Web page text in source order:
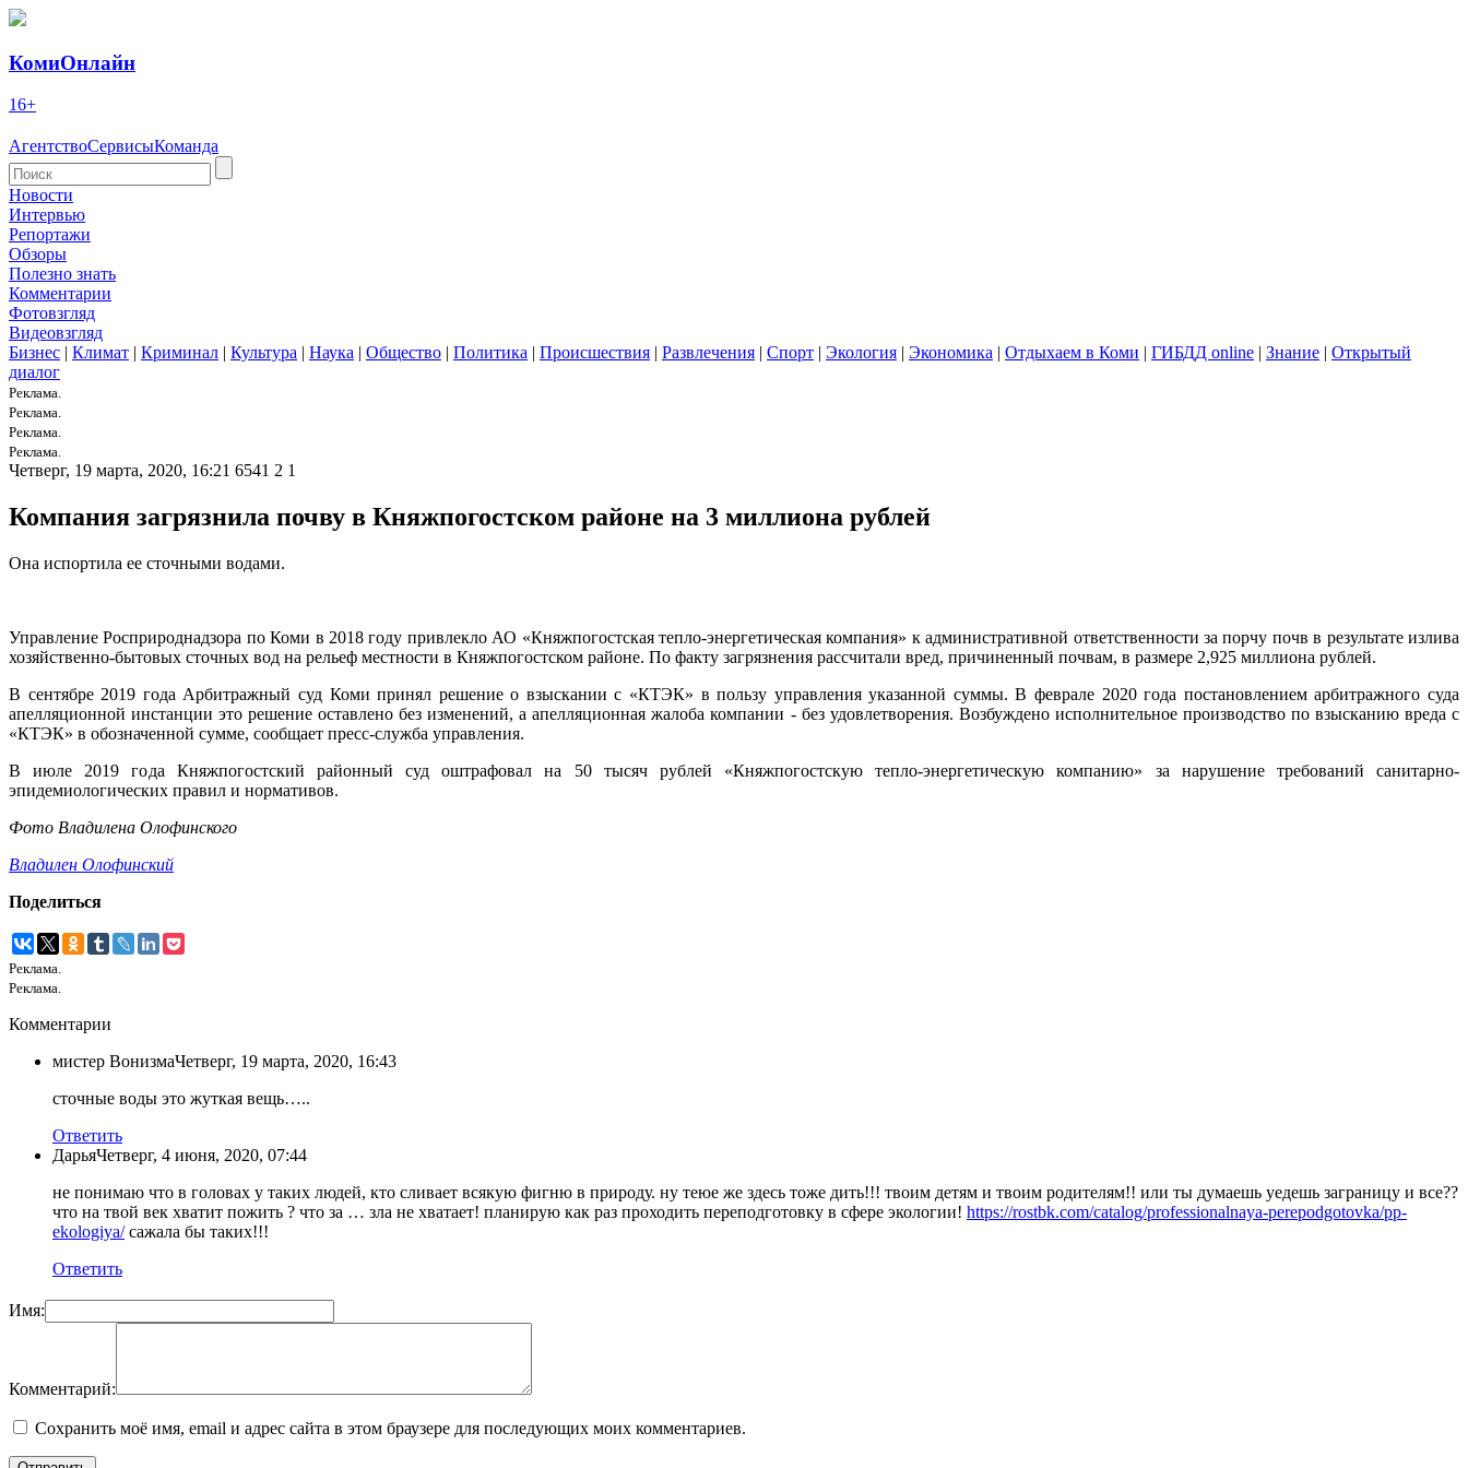
КомиОнлайн
16+
АгентствоСервисыКоманда
Новости
Интервью
Репортажи
Обзоры
Полезно знать
Комментарии
Фотовзгляд
Видеовзгляд
Бизнес | Климат | Криминал | Культура | Наука | Общество | Политика | Происшествия | Развлечения | Спорт | Экология | Экономика | Отдыхаем в Коми | ГИБДД online | Знание | Открытый
диалог
Реклама.
Реклама.
Реклама.
Реклама.
Четверг, 19 марта, 2020, 16:21 6541 2 1
Компания загрязнила почву в Княжпогостском районе на 3 миллиона рублей
Она испортила ее сточными водами.
Управление Росприроднадзора по Коми в 2018 году привлекло АО «Княжпогостская тепло-энергетическая компания» к административной ответственности за порчу почв в результате излива
хозяйственно-бытовых сточных вод на рельеф местности в Княжпогостском районе. По факту загрязнения рассчитали вред, причиненный почвам, в размере 2,925 миллиона рублей.
В сентябре 2019 года Арбитражный суд Коми принял решение о взыскании с «КТЭК» в пользу управления указанной суммы. В феврале 2020 года постановлением арбитражного суда
апелляционной инстанции это решение оставлено без изменений, а апелляционная жалоба компании - без удовлетворения. Возбуждено исполнительное производство по взысканию вреда с
«КТЭК» в обозначенной сумме, сообщает пресс-служба управления.
В июле 2019 года Княжпогостский районный суд оштрафовал на 50 тысяч рублей «Княжпогостскую тепло-энергетическую компанию» за нарушение требований санитарно-
эпидемиологических правил и нормативов.
Фото Владилена Олофинского
Владилен Олофинский
Поделиться
Реклама.
Реклама.
Комментарии
мистер ВонизмаЧетверг, 19 марта, 2020, 16:43
сточные воды это жуткая вещь…..
Ответить
ДарьяЧетверг, 4 июня, 2020, 07:44
не понимаю что в головах у таких людей, кто сливает всякую фигню в природу. ну теюе же здесь тоже дить!!! твоим детям и твоим родителям!! или ты думаешь уедешь заграницу и все??
что на твой век хватит пожить ? что за … зла не хватает! планирую как раз проходить переподготовку в сфере экологии! https://rostbk.com/catalog/professionalnaya-perepodgotovka/pp-
ekologiya/сажала бы таких!!!
Ответить
Имя:
Комментарий:
Сохранить моё имя, email и адрес сайта в этом браузере для последующих моих комментариев.